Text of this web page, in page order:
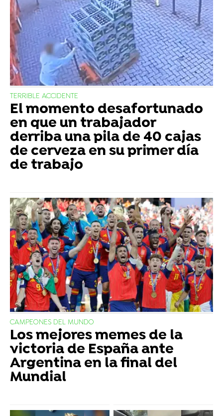
TERRIBLE ACCIDENTE
El momento desafortunado
en que un trabajador
derriba una pila de 40 cajas
de cerveza en su primer día
de trabajo
CAMPEONES DEL MUNDO
Los mejores memes de la
victoria de España ante
Argentina en la final del
Mundial